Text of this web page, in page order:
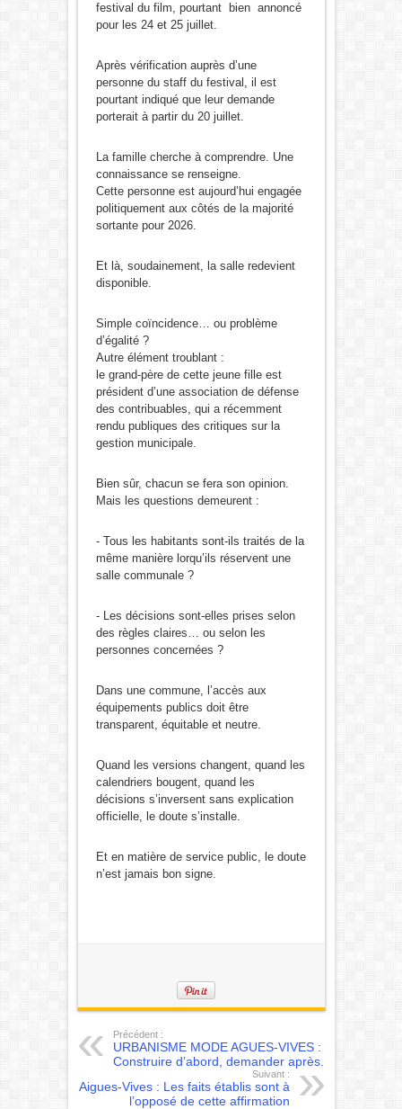
festival du film, pourtant bien annoncé
pour les 24 et 25 juillet.
Après vérification auprès d’une
personne du staff du festival, il est
pourtant indiqué que leur demande
porterait à partir du 20 juillet.
La famille cherche à comprendre. Une
connaissance se renseigne.
Cette personne est aujourd’hui engagée
politiquement aux côtés de la majorité
sortante pour 2026.
Et là, soudainement, la salle redevient
disponible.
Simple coïncidence… ou problème
d’égalité ?
Autre élément troublant :
le grand-père de cette jeune fille est
président d’une association de défense
des contribuables, qui a récemment
rendu publiques des critiques sur la
gestion municipale.
Bien sûr, chacun se fera son opinion.
Mais les questions demeurent :
- Tous les habitants sont-ils traités de la
même manière lorqu’ils réservent une
salle communale ?
- Les décisions sont-elles prises selon
des règles claires… ou selon les
personnes concernées ?
Dans une commune, l’accès aux
équipements publics doit être
transparent, équitable et neutre.
Quand les versions changent, quand les
calendriers bougent, quand les
décisions s’inversent sans explication
officielle, le doute s’installe.
Et en matière de service public, le doute
n’est jamais bon signe.
Précédent :
URBANISME MODE AGUES-VIVES :
Construire d’abord, demander après.
Suivant :
Aigues-Vives : Les faits établis sont à
l’opposé de cette affirmation